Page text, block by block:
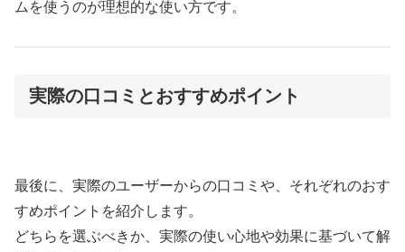
ムを使うのが理想的な使い方です。
実際の口コミとおすすめポイント
最後に、実際のユーザーからの口コミや、それぞれのおす
すめポイントを紹介します。
どちらを選ぶべきか、実際の使い心地や効果に基づいて解